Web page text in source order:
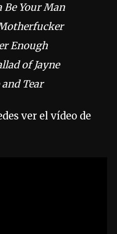
Be Your Man
Enough
of Jayne
and Tear
ver el vídeo de